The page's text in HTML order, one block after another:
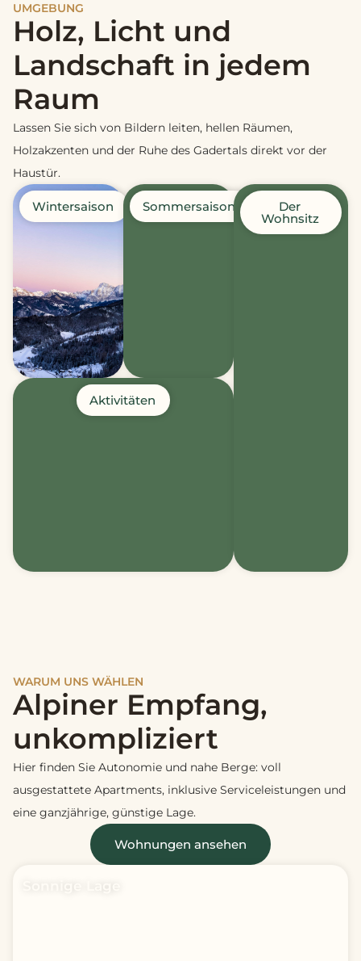
UMGEBUNG
Holz, Licht und
Landschaft in jedem
Raum
Lassen Sie sich von Bildern leiten, hellen Räumen,
Holzakzenten und der Ruhe des Gadertals direkt vor der
Haustür.
Wintersaison Sommersaison
Aktivitäten
Der
Wohnsitz
WARUM UNS WÄHLEN
Alpiner Empfang,
unkompliziert
Hier finden Sie Autonomie und nahe Berge: voll
ausgestattete Apartments, inklusive Serviceleistungen und
eine ganzjährige, günstige Lage.
Wohnungen ansehen